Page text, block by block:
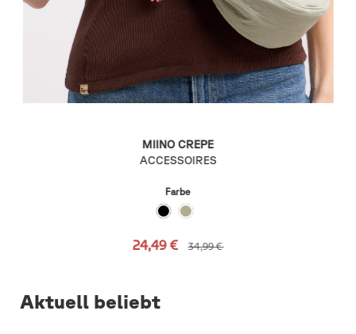
MIINO CREPE
ACCESSOIRES
Farbe
24,49 € 34,99 €
Aktuell beliebt